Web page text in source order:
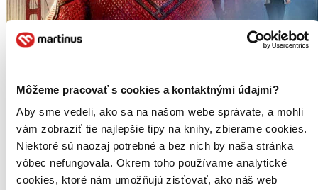
Môžeme pracovať s cookies a kontaktnými údajmi?
Aby sme vedeli, ako sa na našom webe správate, a mohli
vám zobraziť tie najlepšie tipy na knihy, zbierame cookies.
Niektoré sú naozaj potrebné a bez nich by naša stránka
vôbec nefungovala. Okrem toho používame analytické
cookies, ktoré nám umožňujú zisťovať, ako náš web